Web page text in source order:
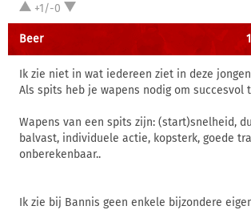
+1/-0
Beer
Ik zie niet in wat iedereen ziet in deze
Als spits heb je wapens nodig om succesvol
Wapens van een spits zijn: (start)snelheid,
balvast, individuele actie, kopsterk, goede
onberekenbaar..
Ik zie bij Bannis geen enkele bijzondere